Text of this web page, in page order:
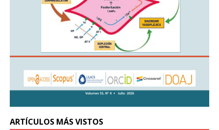
ARTÍCULOS MÁS VISTOS